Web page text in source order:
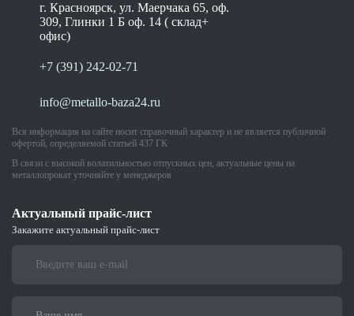
г. Красноярск, ул. Маерчака 65, оф.
309, Глинки 1 Б оф. 14 ( склад+
офис)
+7 (391) 242-02-71
info@metallo-baza24.ru
Вся информация на сайте носит справочный характер и не является публичной
офертой, определяемой статьей 437 ГК
В связи с высокой волатильностью отпускных цен, актуальные цены на
металлопрокат уточняйте у менеджеров
Актуальный прайс-лист
Закажите актуальный прайс-лист